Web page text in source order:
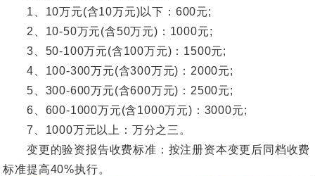
1、10万元(含10万元)以下：600元;
2、10-50万元(含50万元)：1000元;
3、50-100万元(含100万元)：1500元;
4、100-300万元(含300万元)：2000元;
5、300-600万元(含600万元)：2500元;
6、600-1000万元(含1000万元)：3000元;
7、1000万元以上：万分之三。
变更的验资报告收费标准：按注册资本变更后同档收费
标准提高40%执行。